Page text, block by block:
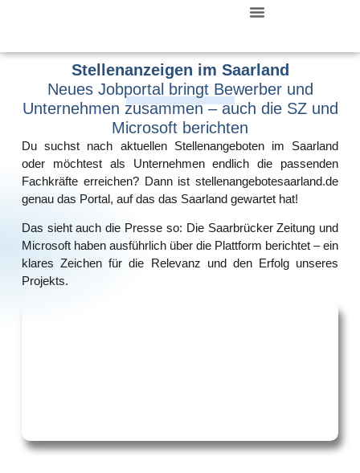
Stellenanzeigen im Saarland
Neues Jobportal bringt Bewerber und
Unternehmen zusammen – auch die SZ und
Microsoft berichten
Du suchst nach aktuellen Stellenangeboten im Saarland
oder möchtest als Unternehmen endlich die passenden
Fachkräfte erreichen? Dann iststellenangebotesaarland.de
genau das Portal, auf das das Saarland gewartet hat!
Das sieht auch die Presse so: Die Saarbrücker Zeitung und
Microsoft haben ausführlich über die Plattform berichtet – ein
klares Zeichen für die Relevanz und den Erfolg unseres
Projekts.